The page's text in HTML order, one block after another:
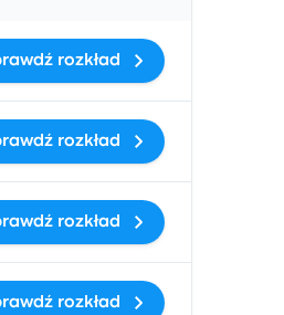
rozkład
rozkład
rozkład
rozkład